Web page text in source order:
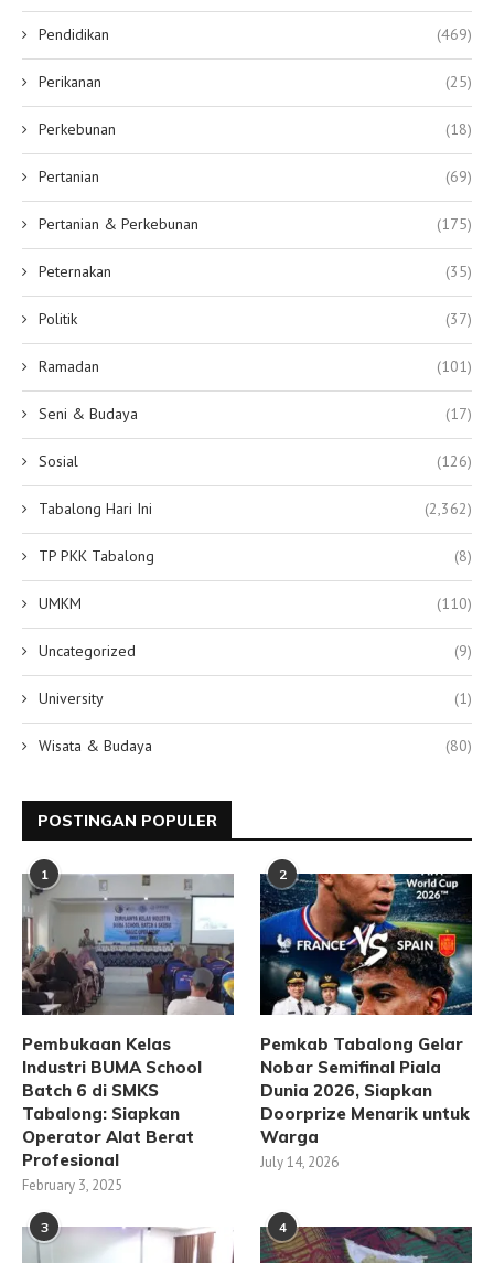
Pendidikan (469)
Perikanan (25)
Perkebunan (18)
Pertanian (69)
Pertanian & Perkebunan (175)
Peternakan (35)
Politik (37)
Ramadan (101)
Seni & Budaya (17)
Sosial (126)
Tabalong Hari Ini (2,362)
TP PKK Tabalong (8)
UMKM (110)
Uncategorized (9)
University (1)
Wisata & Budaya (80)
POSTINGAN POPULER
1
Pembukaan Kelas
Industri BUMA School
Batch 6 di SMKS
Tabalong: Siapkan
Operator Alat Berat
Profesional
February 3, 2025
2
Pemkab Tabalong Gelar
Nobar Semifinal Piala
Dunia 2026, Siapkan
Doorprize Menarik untuk
Warga
July 14, 2026
3 4